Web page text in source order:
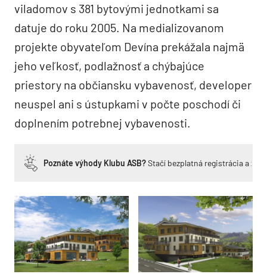
viladomov s 381 bytovými jednotkami sa
datuje do roku 2005. Na medializovanom
projekte obyvateľom Devína prekážala najmä
jeho veľkosť, podlažnosť a chýbajúce
priestory na občiansku vybavenosť, developer
neuspel ani s ústupkami v počte poschodí či
doplnením potrebnej vybavenosti.
Poznáte výhody Klubu ASB?Stačí bezplatná registrácia a